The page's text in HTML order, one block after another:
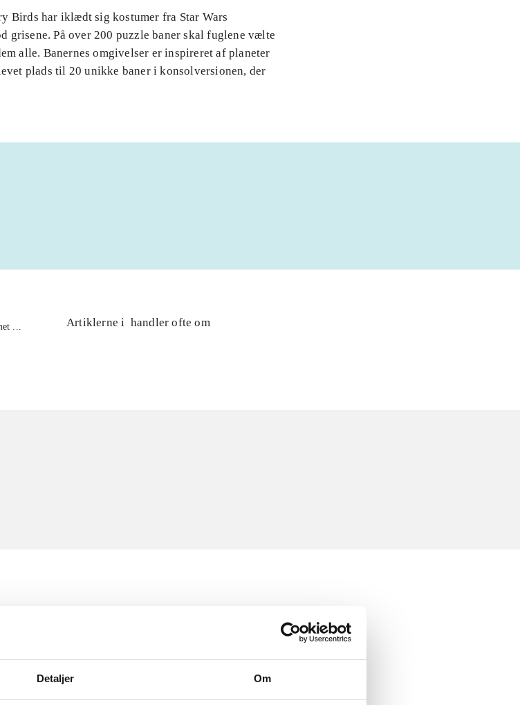
Detaljer Om
Birds har iklædt sig kostumer fra Star Wars
grisene. På over 200 puzzle baner skal fuglene vælte
alle. Banernes omgivelser er inspireret af planeter
plads til 20 unikke baner i konsolversionen, der
...
Artiklerne i handler ofte om